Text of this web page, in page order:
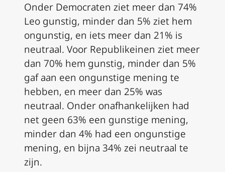
Onder Democraten ziet meer dan 74%
Leo gunstig, minder dan 5% ziet hem
ongunstig, en iets meer dan 21% is
neutraal. Voor Republikeinen ziet meer
dan 70% hem gunstig, minder dan 5%
gaf aan een ongunstige mening te
hebben, en meer dan 25% was
neutraal. Onder onafhankelijken had
net geen 63% een gunstige mening,
minder dan 4% had een ongunstige
mening, en bijna 34% zei neutraal te
zijn.